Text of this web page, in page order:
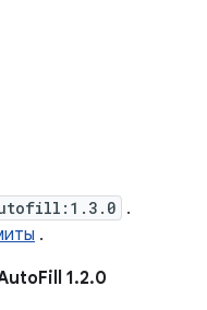
.
.
1.2.0